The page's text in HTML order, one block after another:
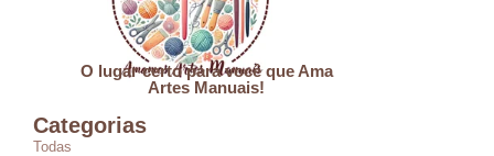
O lugar certo para você que Ama
Artes Manuais!
Categorias
Todas